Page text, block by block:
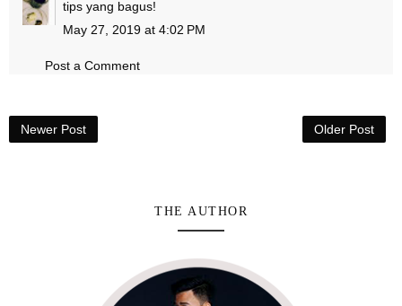
tips yang bagus!
May 27, 2019 at 4:02 PM
Post a Comment
Newer Post Older Post
THE AUTHOR